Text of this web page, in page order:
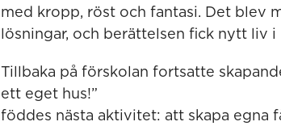
med kropp, röst och fantasi. Det blev
lösningar, och berättelsen fick nytt liv
Tillbaka på förskolan fortsatte
ett eget hus!”
föddes nästa aktivitet: att skapa egna